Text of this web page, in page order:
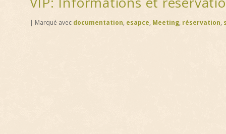
| Marqué avec documentation, esapce, Meeting, réservation,